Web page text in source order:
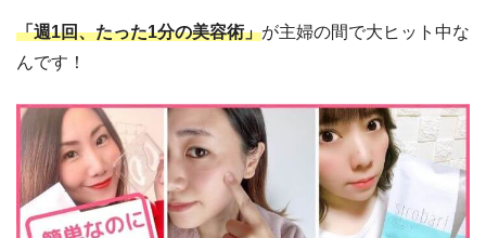
「週1回、たった1分の美容術」が主婦の間で大ヒット中な
んです！